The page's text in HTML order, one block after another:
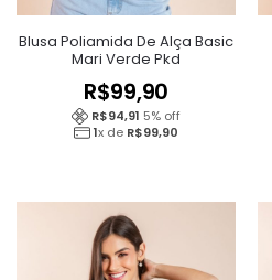
Blusa Poliamida De Alça Basic
Mari Verde Pkd
R$99,90
R$94,91 5% off
1x de R$99,90